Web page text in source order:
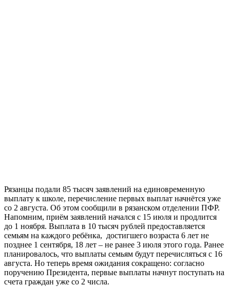
Рязанцы подали 85 тысяч заявлений на единовременную
выплату к школе, перечисление первых выплат начнётся уже
со 2 августа. Об этом сообщили в рязанском отделении ПФР.
Напомним, приём заявлений начался с 15 июля и продлится
до 1 ноября. Выплата в 10 тысяч рублей предоставляется
семьям на каждого ребёнка, достигшего возраста 6 лет не
позднее 1 сентября, 18 лет – не ранее 3 июля этого года. Ранее
планировалось, что выплаты семьям будут перечисляться с 16
августа. Но теперь время ожидания сокращено: согласно
поручению Президента, первые выплаты начнут поступать на
счета граждан уже со 2 числа.